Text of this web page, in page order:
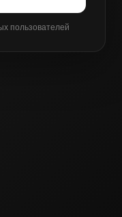
пользователей